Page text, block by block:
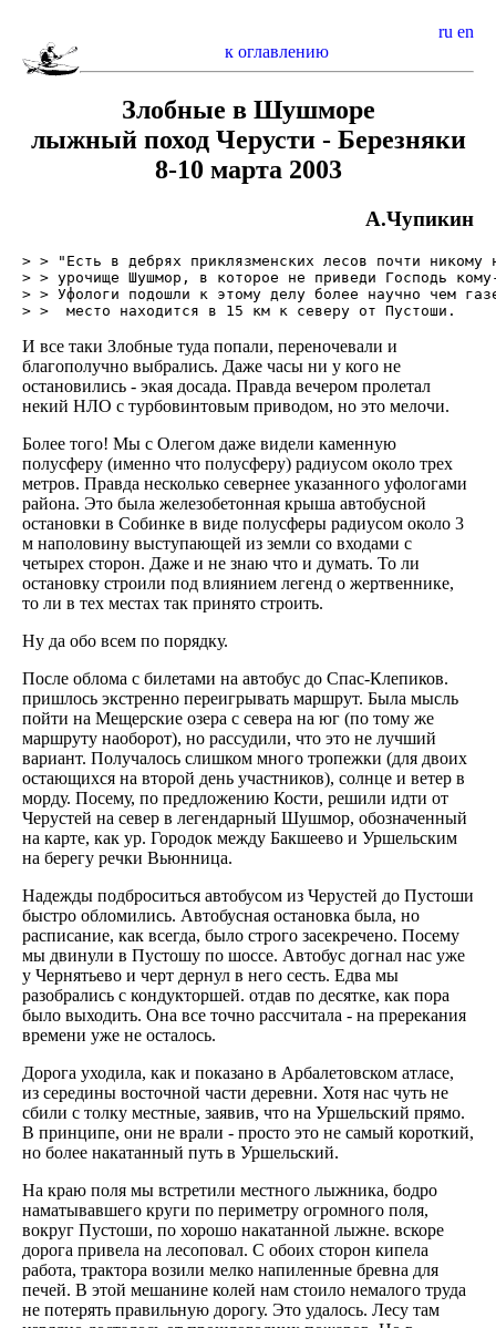
ru en
к оглавлению
Злобные в Шушморе
лыжный поход Черусти - Березняки
8-10 марта 2003
А.Чупикин
> > "Есть в дебрях приклязменских лесов почти никому
> > урочище Шушмор, в которое не приведи Господь
> > Уфологи подошли к этому делу более научно чем
И все таки Злобные туда попали, переночевали и
благополучно выбрались. Даже часы ни у кого не
остановились - экая досада. Правда вечером пролетал
некий НЛО с турбовинтовым приводом, но это мелочи.
Более того! Мы с Олегом даже видели каменную
полусферу (именно что полусферу) радиусом около трех
метров. Правда несколько севернее указанного уфологами
района. Это была железобетонная крыша автобусной
остановки в Собинке в виде полусферы радиусом около 3
м наполовину выступающей из земли со входами с
четырех сторон. Даже и не знаю что и думать. То ли
остановку строили под влиянием легенд о жертвеннике,
то ли в тех местах так принято строить.
Ну да обо всем по порядку.
После облома с билетами на автобус до Спас-Клепиков.
пришлось экстренно переигрывать маршрут. Была мысль
пойти на Мещерские озера с севера на юг (по тому же
маршруту наоборот), но рассудили, что это не лучший
вариант. Получалось слишком много тропежки (для двоих
остающихся на второй день участников), солнце и ветер в
морду. Посему, по предложению Кости, решили идти от
Черустей на север в легендарный Шушмор, обозначенный
на карте, как ур. Городок между Бакшеево и Уршельским
на берегу речки Вьюнница.
Надежды подброситься автобусом из Черустей до Пустоши
быстро обломились. Автобусная остановка была, но
расписание, как всегда, было строго засекречено. Посему
мы двинули в Пустошу по шоссе. Автобус догнал нас уже
у Чернятьево и черт дернул в него сесть. Едва мы
разобрались с кондукторшей. отдав по десятке, как пора
было выходить. Она все точно рассчитала - на пререкания
времени уже не осталось.
Дорога уходила, как и показано в Арбалетовском атласе,
из середины восточной части деревни. Хотя нас чуть не
сбили с толку местные, заявив, что на Уршельский прямо.
В принципе, они не врали - просто это не самый короткий,
но более накатанный путь в Уршельский.
На краю поля мы встретили местного лыжника, бодро
наматывавшего круги по периметру огромного поля,
вокруг Пустоши, по хорошо накатанной лыжне. вскоре
дорога привела на лесоповал. С обоих сторон кипела
работа, трактора возили мелко напиленные бревна для
печей. В этой мешанине колей нам стоило немалого труда
не потерять правильную дорогу. Это удалось. Лесу там